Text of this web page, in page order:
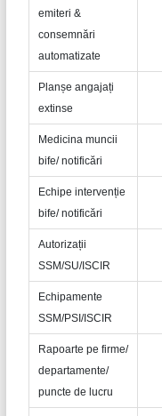
emiteri &
consemnări
automatizate
Planșe angajați
extinse
Medicina muncii
bife/ notificări
Echipe intervenție
bife/ notificări
Autorizații
SSM/SU/ISCIR
Echipamente
SSM/PSI/ISCIR
Rapoarte pe firme/
departamente/
puncte de lucru